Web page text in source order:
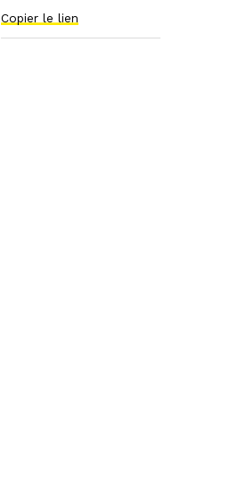
Copier le lien